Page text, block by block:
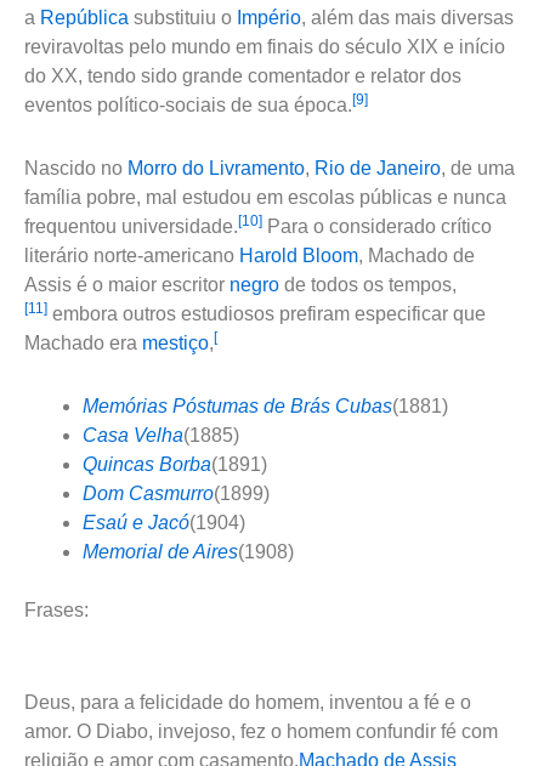
a República substituiu o Império, além das mais diversas
reviravoltas pelo mundo em finais do século XIX e início
do XX, tendo sido grande comentador e relator dos
eventos político-sociais de sua época.[9]
Nascido no Morro do Livramento, Rio de Janeiro, de uma
família pobre, mal estudou em escolas públicas e nunca
frequentou universidade.[10] Para o considerado crítico
literário norte-americano Harold Bloom, Machado de
Assis é o maior escritor negro de todos os tempos,
[11] embora outros estudiosos prefiram especificar que
Machado era mestiço,[
Memórias Póstumas de Brás Cubas(1881)
Casa Velha(1885)
Quincas Borba(1891)
Dom Casmurro(1899)
Esaú e Jacó(1904)
Memorial de Aires(1908)
Frases:
Deus, para a felicidade do homem, inventou a fé e o
amor. O Diabo, invejoso, fez o homem confundir fé com
religião e amor com casamento.Machado de Assis